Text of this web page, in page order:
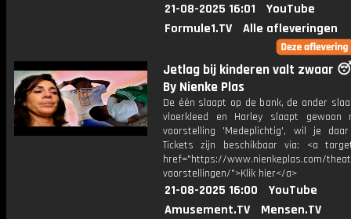
21-08-2025 16:01
YouTube
Formule1.TV
Alle afleveringen
Jetlag bij kinderen valt zwaar
By Nienke Plas
De één slaapt op de bank, de ander
vloerkleed en Harley slaapt gewoon
voorstelling 'Medeplichtig', wil je
Tickets zijn beschikbaar via: <a
href="https://www.nienkeplas.com/
voorstellingen/">Klik hier</a>
21-08-2025 16:00
YouTube
Amusement.TV
Mensen.TV